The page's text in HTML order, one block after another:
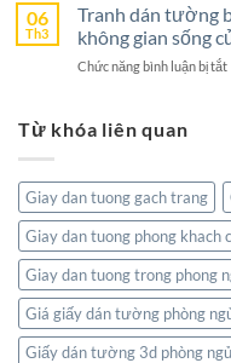
06
Th3
Tranh dán tường
không gian sống
Chức năng bình luận bị tắtở
Từ khóa liên quan
Giay dan tuong gach trang
Giay dan tuong phong khach
Giay dan tuong trong phong
Giá giấy dán tường phòng
Giấy dán tường 3d phòng ngủ